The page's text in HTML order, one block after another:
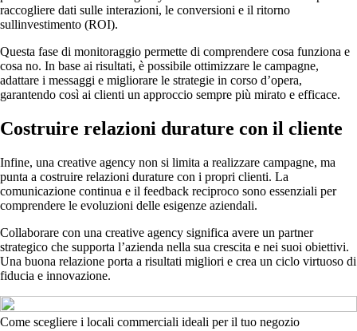
raccogliere dati sulle interazioni, le conversioni e il ritorno
sullinvestimento (ROI).
Questa fase di monitoraggio permette di comprendere cosa funziona e
cosa no. In base ai risultati, è possibile ottimizzare le campagne,
adattare i messaggi e migliorare le strategie in corso d’opera,
garantendo così ai clienti un approccio sempre più mirato e efficace.
Costruire relazioni durature con il cliente
Infine, una creative agency non si limita a realizzare campagne, ma
punta a costruire relazioni durature con i propri clienti. La
comunicazione continua e il feedback reciproco sono essenziali per
comprendere le evoluzioni delle esigenze aziendali.
Collaborare con una creative agency significa avere un partner
strategico che supporta l’azienda nella sua crescita e nei suoi obiettivi.
Una buona relazione porta a risultati migliori e crea un ciclo virtuoso di
fiducia e innovazione.
Come scegliere i locali commerciali ideali per il tuo negozio